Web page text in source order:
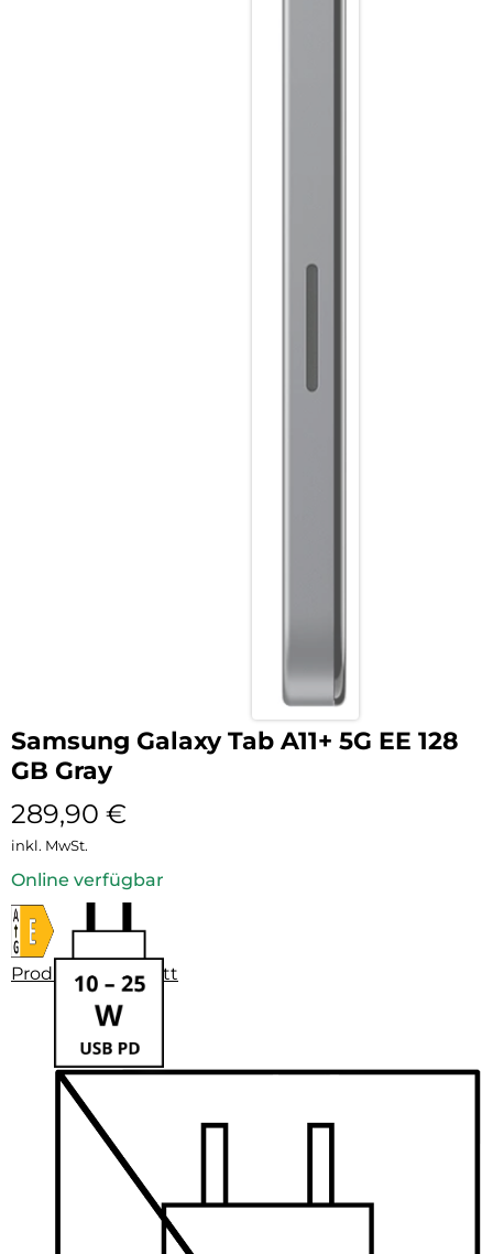
Samsung Galaxy Tab A11+ 5G EE 128
GB Gray
289,90 €
inkl. MwSt.
Online verfügbar
Produktdatenblatt